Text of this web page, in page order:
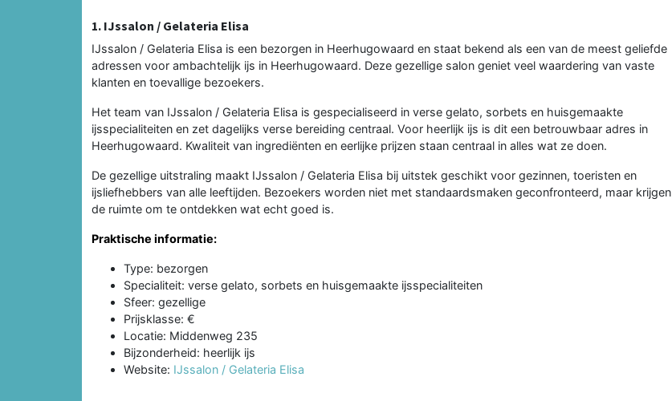
1. IJssalon / Gelateria Elisa
IJssalon / Gelateria Elisa is een bezorgen in Heerhugowaard en staat bekend als een van de meest geliefde
adressen voor ambachtelijk ijs in Heerhugowaard. Deze gezellige salon geniet veel waardering van vaste
klanten en toevallige bezoekers.
Het team van IJssalon / Gelateria Elisa is gespecialiseerd in verse gelato, sorbets en huisgemaakte
ijsspecialiteiten en zet dagelijks verse bereiding centraal. Voor heerlijk ijs is dit een betrouwbaar adres in
Heerhugowaard. Kwaliteit van ingrediënten en eerlijke prijzen staan centraal in alles wat ze doen.
De gezellige uitstraling maakt IJssalon / Gelateria Elisa bij uitstek geschikt voor gezinnen, toeristen en
ijsliefhebbers van alle leeftijden. Bezoekers worden niet met standaardsmaken geconfronteerd, maar krijgen
de ruimte om te ontdekken wat echt goed is.
Praktische informatie:
Type: bezorgen
Specialiteit: verse gelato, sorbets en huisgemaakte ijsspecialiteiten
Sfeer: gezellige
Prijsklasse: €
Locatie: Middenweg 235
Bijzonderheid: heerlijk ijs
Website: IJssalon / Gelateria Elisa